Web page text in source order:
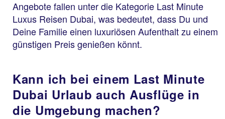
Angebote fallen unter die Kategorie Last Minute
Luxus Reisen Dubai, was bedeutet, dass Du und
Deine Familie einen luxuriösen Aufenthalt zu einem
günstigen Preis genießen könnt.
Kann ich bei einem Last Minute
Dubai Urlaub auch Ausflüge in
die Umgebung machen?